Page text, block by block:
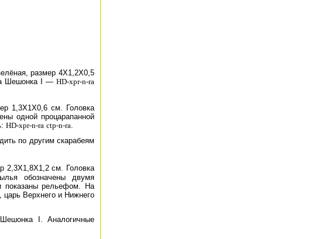
размер 4X1,2X0,5
Шешонка I — HD-xpr-n-ra
1,3X1X0,6 см. Головка
одной процарапанной
HD-xpr-n-ra ctp-n-ra
по другим скарабеям
2,3X1,8X1,2 см. Головка
обозначены двумя
показаны рельефом. На
Верхнего и Нижнего
I. Аналогичные